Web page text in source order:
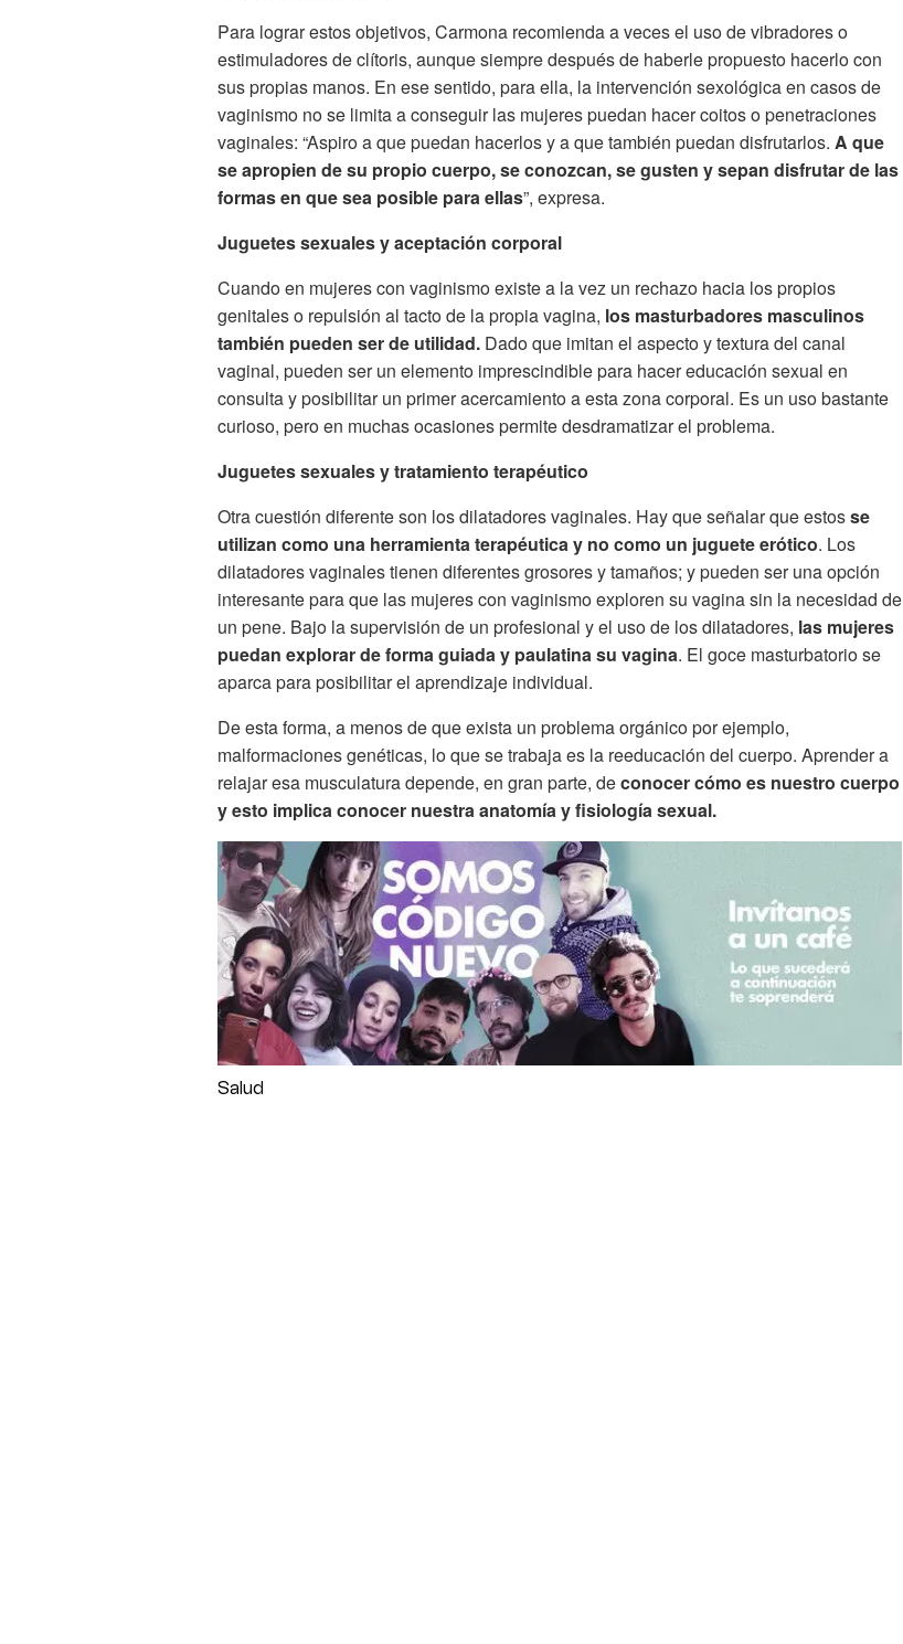
Para lograr estos objetivos, Carmona recomienda a veces el uso de vibradores o
estimuladores de clítoris, aunque siempre después de haberle propuesto hacerlo con
sus propias manos. En ese sentido, para ella, la intervención sexológica en casos de
vaginismo no se limita a conseguir las mujeres puedan hacer coitos o penetraciones
vaginales: “Aspiro a que puedan hacerlos y a que también puedan disfrutarlos. A que
se apropien de su propio cuerpo, se conozcan, se gusten y sepan disfrutar de las
formas en que sea posible para ellas”, expresa.
Juguetes sexuales y aceptación corporal
Cuando en mujeres con vaginismo existe a la vez un rechazo hacia los propios
genitales o repulsión al tacto de la propia vagina, los masturbadores masculinos
también pueden ser de utilidad. Dado que imitan el aspecto y textura del canal
vaginal, pueden ser un elemento imprescindible para hacer educación sexual en
consulta y posibilitar un primer acercamiento a esta zona corporal. Es un uso bastante
curioso, pero en muchas ocasiones permite desdramatizar el problema.
Juguetes sexuales y tratamiento terapéutico
Otra cuestión diferente son los dilatadores vaginales. Hay que señalar que estosse
utilizan como una herramienta terapéutica y no como un juguete erótico. Los
dilatadores vaginales tienen diferentes grosores y tamaños; y pueden ser una opción
interesante para que las mujeres con vaginismo exploren su vagina sin la necesidad de
un pene. Bajo la supervisión de un profesional y el uso de los dilatadores, las mujeres
puedan explorar de forma guiada y paulatina su vagina. El goce masturbatorio se
aparca para posibilitar el aprendizaje individual.
De esta forma, a menos de que exista un problema orgánico por ejemplo,
malformaciones genéticas, lo que se trabaja es la reeducación del cuerpo. Aprender a
relajar esa musculatura depende, en gran parte, deconocer cómo es nuestro cuerpo
y esto implica conocer nuestra anatomía y fisiología sexual.
Salud